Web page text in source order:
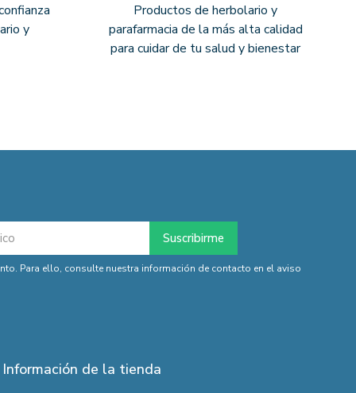
y
Productos de herbolario y
parafarmacia de la más alta calidad
para cuidar de tu salud y bienestar
Para ello, consulte nuestra información de contacto en el aviso
Información de la tienda